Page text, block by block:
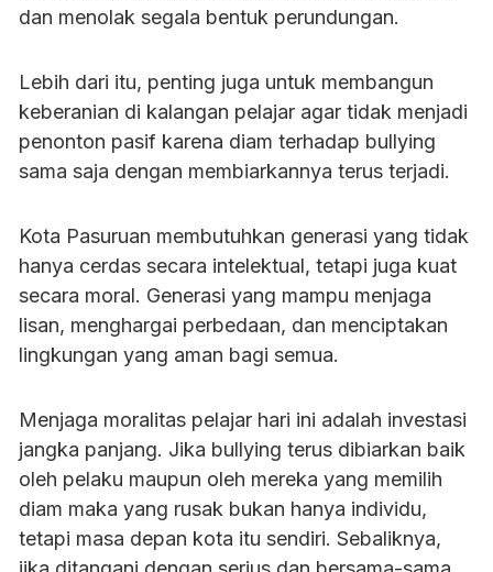
dan menolak segala bentuk perundungan.
Lebih dari itu, penting juga untuk membangun
keberanian di kalangan pelajar agar tidak menjadi
penonton pasif karena diam terhadap bullying
sama saja dengan membiarkannya terus terjadi.
Kota Pasuruan membutuhkan generasi yang tidak
hanya cerdas secara intelektual, tetapi juga kuat
secara moral. Generasi yang mampu menjaga
lisan, menghargai perbedaan, dan menciptakan
lingkungan yang aman bagi semua.
Menjaga moralitas pelajar hari ini adalah investasi
jangka panjang. Jika bullying terus dibiarkan baik
oleh pelaku maupun oleh mereka yang memilih
diam maka yang rusak bukan hanya individu,
tetapi masa depan kota itu sendiri. Sebaliknya,